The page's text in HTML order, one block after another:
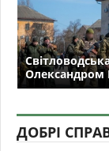
Олександром
ДОБРІ